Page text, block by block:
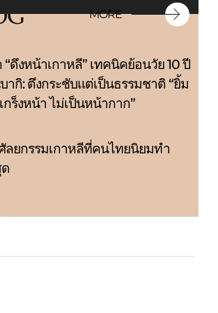
MORE
“ดึงหน้าเกาหลี” เทคนิคย้อนวัย 10 ปี
ากิ: ตึงกระชับแต่เป็นธรรมชาติ “ยิ้ม
กร็งหน้า ไม่เป็นหน้ากาก”
ลยกรรมเกาหลีที่คนไทยนิยมทำ